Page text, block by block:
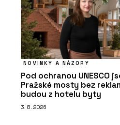
NOVINKY A NÁZORY
Pod ochranou UNESCO
Pražské mosty bez
budou z hotelu byty
3. 8. 2026